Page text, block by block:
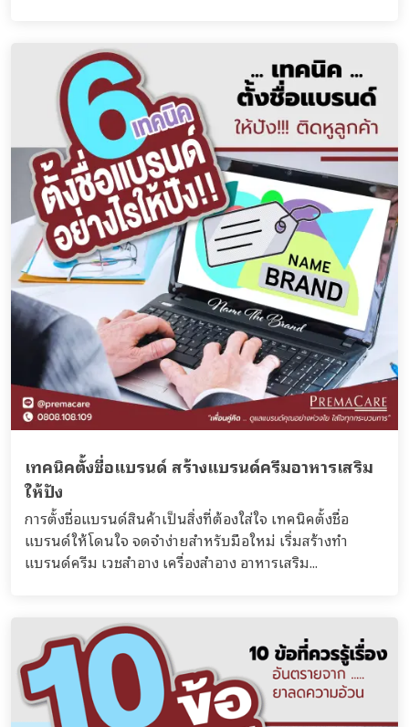
เทคนิคตั้งชื่อแบรนด์ สร้างแบรนด์ครีมอาหารเสริม
ให้ปัง
การตั้งชื่อแบรนด์สินค้าเป็นสิ่งที่ต้องใส่ใจ เทคนิคตั้งชื่อ
แบรนด์ให้โดนใจ จดจำง่ายสำหรับมือใหม่ เริ่มสร้างทำ
แบรนด์ครีม เวชสำอาง เครื่องสำอาง อาหารเสริม...